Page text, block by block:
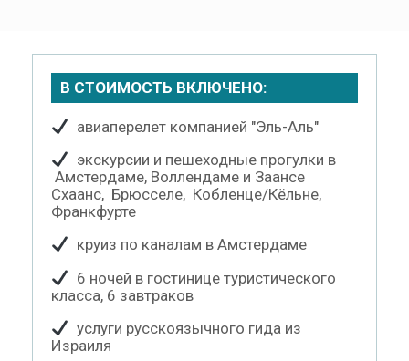
В СТОИМОСТЬ ВКЛЮЧЕНО:
авиаперелет компанией "Эль-Аль"
экскурсии и пешеходные прогулки в
Амстердаме, Воллендаме и Заансе
Схаанс, Брюсселе, Кобленце/Кёльне,
Франкфурте
круиз по каналам в Амстердаме
6 ночей в гостинице туристического
класса, 6 завтраков
услуги русскоязычного гида из
Израиля